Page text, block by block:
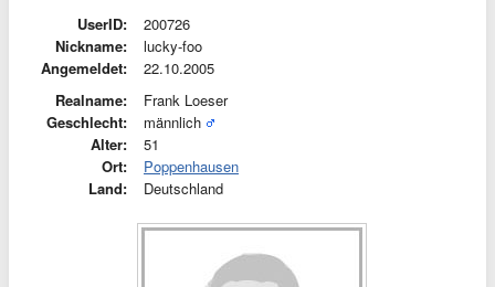
UserID:
200726
Nickname:
lucky-foo
Angemeldet:
22.10.2005
Realname:
Frank Loeser
Geschlecht:
männlich
Alter:
51
Ort:
Poppenhausen
Land:
Deutschland